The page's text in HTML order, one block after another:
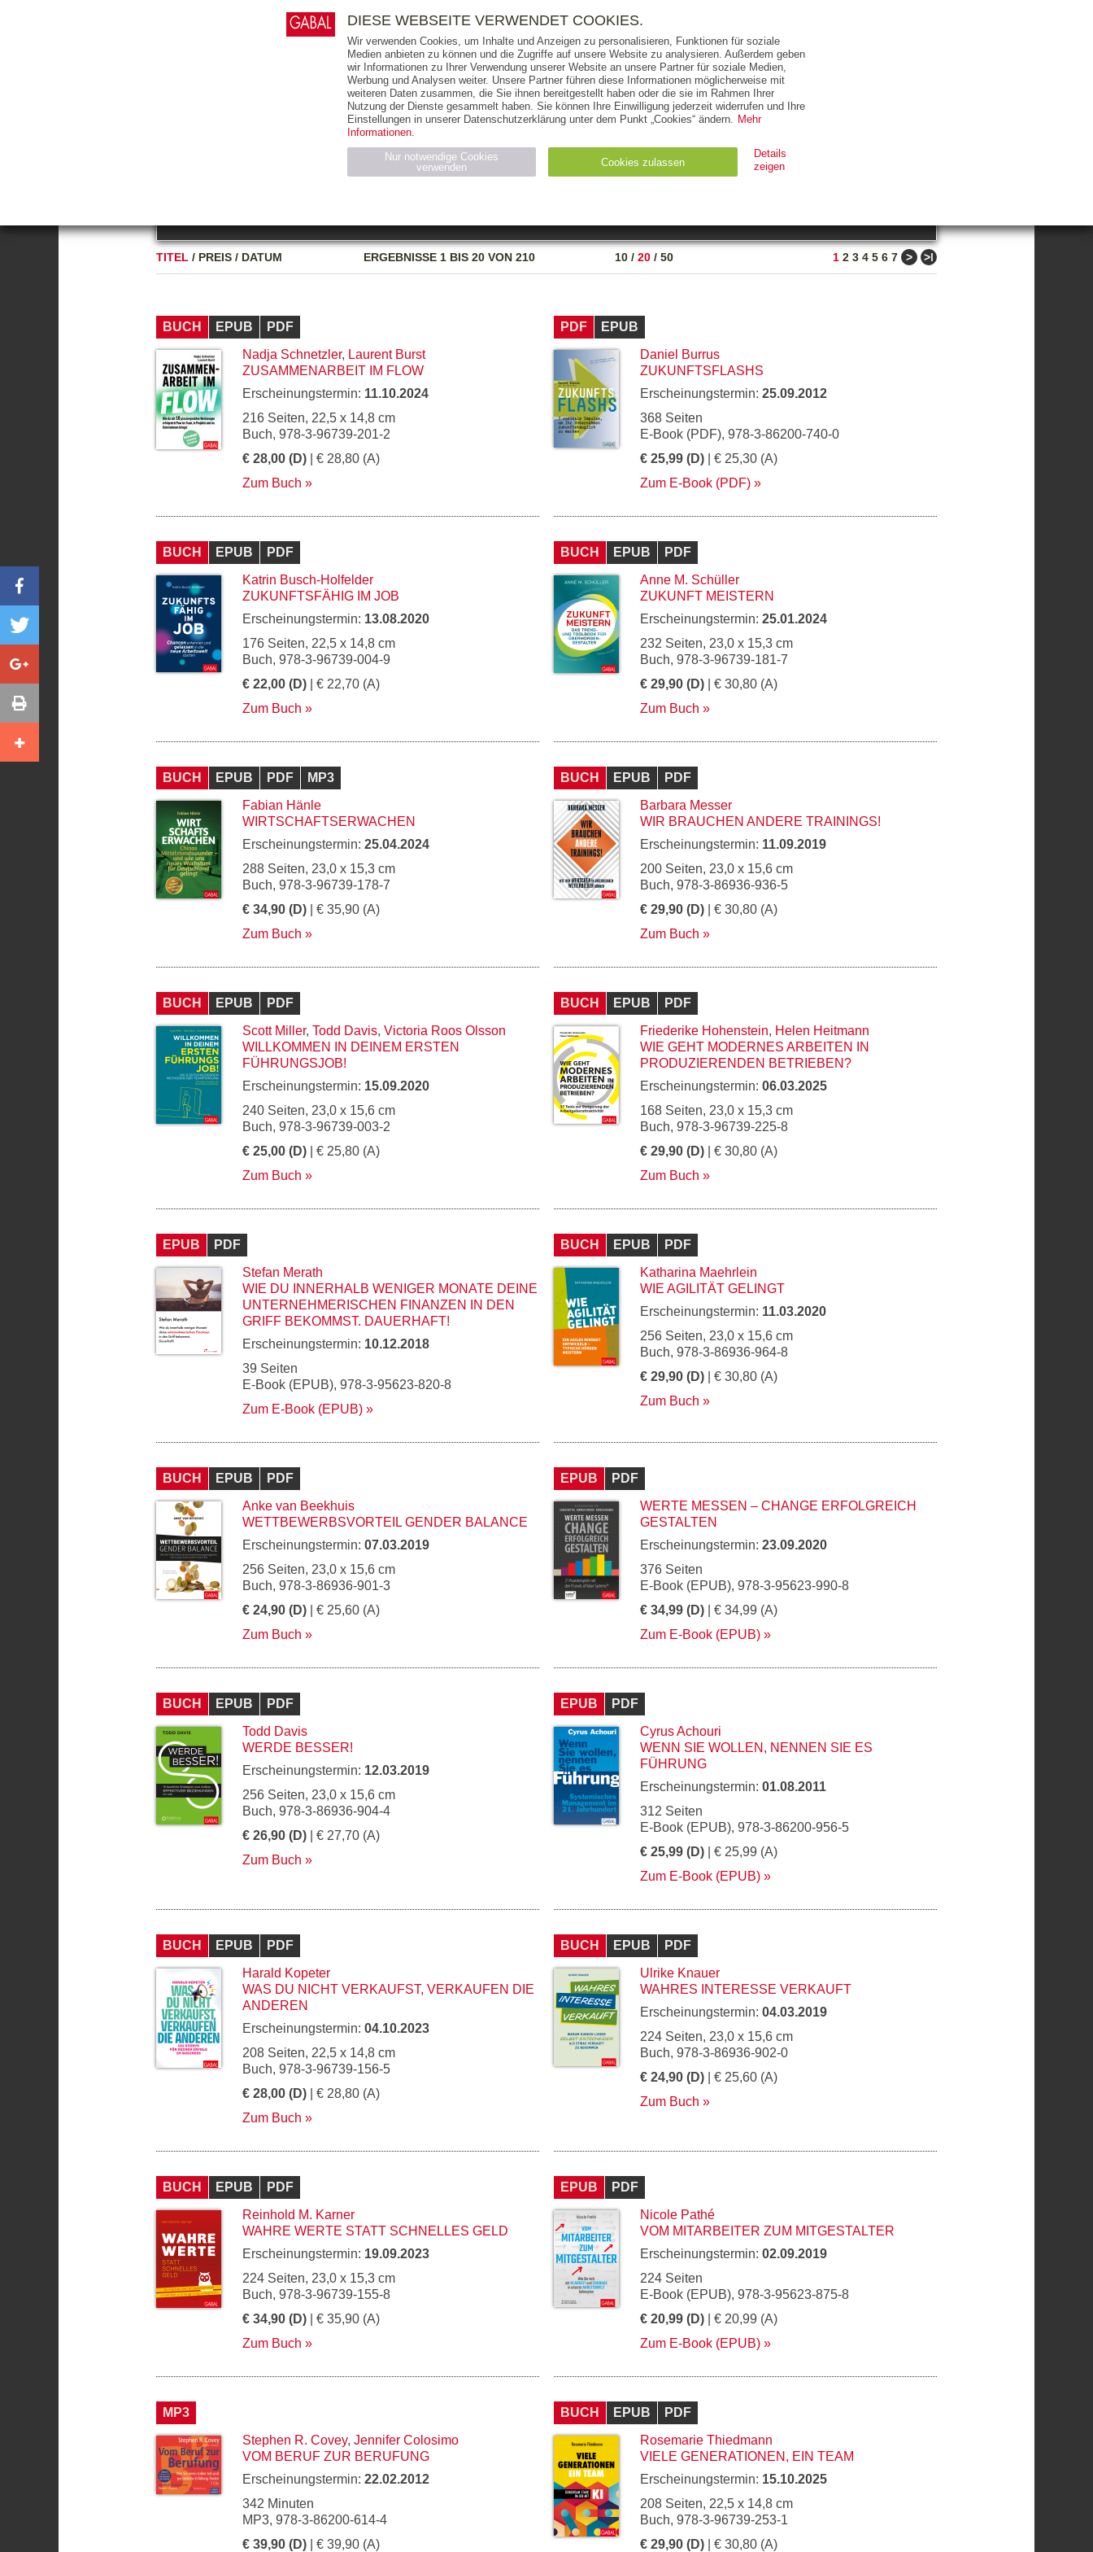
AUSGABEART AUS DER REIHE ZUM THEMA
TITEL / PREIS / DATUM ERGEBNISSE1 BIS 20 VON 210 10 / 20 / 50 1 2 3 4 5 6 7 > >ǀ
BUCH EPUB
PDF
Nadja Schnetzler, Laurent Burst
ZUSAMMENARBEIT IM FLOW
Erscheinungstermin: 11.10.2024
216 Seiten, 22,5 x 14,8 cm
Buch, 978-3-96739-201-2
€ 28,00 (D) | € 28,80 (A)
Zum Buch
PDF
EPUB
Daniel Burrus
ZUKUNFTSFLASHS
Erscheinungstermin: 25.09.2012
368 Seiten
E-Book (PDF), 978-3-86200-740-0
€ 25,99 (D) | € 25,30 (A)
Zum E-Book (PDF)
BUCH EPUB
PDF
Katrin Busch-Holfelder
ZUKUNFTSFÄHIG IM JOB
Erscheinungstermin: 13.08.2020
176 Seiten, 22,5 x 14,8 cm
Buch, 978-3-96739-004-9
€ 22,00 (D) | € 22,70 (A)
Zum Buch
BUCH EPUB
PDF
Anne M. Schüller
ZUKUNFT MEISTERN
Erscheinungstermin: 25.01.2024
232 Seiten, 23,0 x 15,3 cm
Buch, 978-3-96739-181-7
€ 29,90 (D) | € 30,80 (A)
Zum Buch
BUCH EPUB PDF
MP3
Fabian Hänle
WIRTSCHAFTSERWACHEN
Erscheinungstermin: 25.04.2024
288 Seiten, 23,0 x 15,3 cm
Buch, 978-3-96739-178-7
€ 34,90 (D) | € 35,90 (A)
Zum Buch
BUCH EPUB
PDF
Barbara Messer
WIR BRAUCHEN ANDERE TRAININGS!
Erscheinungstermin: 11.09.2019
200 Seiten, 23,0 x 15,6 cm
Buch, 978-3-86936-936-5
€ 29,90 (D) | € 30,80 (A)
Zum Buch
BUCH EPUB
PDF
Scott Miller, Todd Davis, Victoria Roos Olsson
WILLKOMMEN IN DEINEM ERSTEN
FÜHRUNGSJOB!
Erscheinungstermin: 15.09.2020
240 Seiten, 23,0 x 15,6 cm
Buch, 978-3-96739-003-2
€ 25,00 (D) | € 25,80 (A)
Zum Buch
BUCH EPUB
PDF
Friederike Hohenstein, Helen Heitmann
WIE GEHT MODERNES ARBEITEN IN
PRODUZIERENDEN BETRIEBEN?
Erscheinungstermin: 06.03.2025
168 Seiten, 23,0 x 15,3 cm
Buch, 978-3-96739-225-8
€ 29,90 (D) | € 30,80 (A)
Zum Buch
EPUB
PDF
Stefan Merath
WIE DU INNERHALB WENIGER MONATE DEINE
UNTERNEHMERISCHEN FINANZEN IN DEN
GRIFF BEKOMMST. DAUERHAFT!
Erscheinungstermin: 10.12.2018
39 Seiten
E-Book (EPUB), 978-3-95623-820-8
Zum E-Book (EPUB)
BUCH EPUB
PDF
Katharina Maehrlein
WIE AGILITÄT GELINGT
Erscheinungstermin: 11.03.2020
256 Seiten, 23,0 x 15,6 cm
Buch, 978-3-86936-964-8
€ 29,90 (D) | € 30,80 (A)
Zum Buch
BUCH EPUB
PDF
Anke van Beekhuis
WETTBEWERBSVORTEIL GENDER BALANCE
Erscheinungstermin: 07.03.2019
256 Seiten, 23,0 x 15,6 cm
Buch, 978-3-86936-901-3
€ 24,90 (D) | € 25,60 (A)
Zum Buch
EPUB
PDF
WERTE MESSEN – CHANGE ERFOLGREICH
GESTALTEN
Erscheinungstermin: 23.09.2020
376 Seiten
E-Book (EPUB), 978-3-95623-990-8
€ 34,99 (D) | € 34,99 (A)
Zum E-Book (EPUB)
BUCH EPUB
PDF
Todd Davis
WERDE BESSER!
Erscheinungstermin: 12.03.2019
256 Seiten, 23,0 x 15,6 cm
Buch, 978-3-86936-904-4
€ 26,90 (D) | € 27,70 (A)
Zum Buch
EPUB
PDF
Cyrus Achouri
WENN SIE WOLLEN, NENNEN SIE ES
FÜHRUNG
Erscheinungstermin: 01.08.2011
312 Seiten
E-Book (EPUB), 978-3-86200-956-5
€ 25,99 (D) | € 25,99 (A)
Zum E-Book (EPUB)
BUCH EPUB
PDF
Harald Kopeter
WAS DU NICHT VERKAUFST, VERKAUFEN DIE
ANDEREN
Erscheinungstermin: 04.10.2023
208 Seiten, 22,5 x 14,8 cm
Buch, 978-3-96739-156-5
€ 28,00 (D) | € 28,80 (A)
Zum Buch
BUCH EPUB
PDF
Ulrike Knauer
WAHRES INTERESSE VERKAUFT
Erscheinungstermin: 04.03.2019
224 Seiten, 23,0 x 15,6 cm
Buch, 978-3-86936-902-0
€ 24,90 (D) | € 25,60 (A)
Zum Buch
BUCH EPUB
PDF
Reinhold M. Karner
WAHRE WERTE STATT SCHNELLES GELD
Erscheinungstermin: 19.09.2023
224 Seiten, 23,0 x 15,3 cm
Buch, 978-3-96739-155-8
€ 34,90 (D) | € 35,90 (A)
Zum Buch
EPUB
PDF
Nicole Pathé
VOM MITARBEITER ZUM MITGESTALTER
Erscheinungstermin: 02.09.2019
224 Seiten
E-Book (EPUB), 978-3-95623-875-8
€ 20,99 (D) | € 20,99 (A)
Zum E-Book (EPUB)
MP3
Stephen R. Covey, Jennifer Colosimo
VOM BERUF ZUR BERUFUNG
Erscheinungstermin: 22.02.2012
342 Minuten
MP3, 978-3-86200-614-4
€ 39,90 (D) | € 39,90 (A)
BUCH EPUB
PDF
Rosemarie Thiedmann
VIELE GENERATIONEN, EIN TEAM
Erscheinungstermin: 15.10.2025
208 Seiten, 22,5 x 14,8 cm
Buch, 978-3-96739-253-1
€ 29,90 (D) | € 30,80 (A)
E-BOOKS AUDIO-CDS MP3 NON-BOOKS
THEMEN AUTOREN VERLAG
RIGHTS PRESSE HANDEL FÜR UNTERNEHMEN
DIESE WEBSEITE VERWENDET COOKIES.
Wir verwenden Cookies, um Inhalte und Anzeigen zu personalisieren, Funktionen für soziale
Medien anbieten zu können und die Zugriffe auf unsere Website zu analysieren. Außerdem geben
wir Informationen zu Ihrer Verwendung unserer Website an unsere Partner für soziale Medien,
Werbung und Analysen weiter. Unsere Partner führen diese Informationen möglicherweise mit
weiteren Daten zusammen, die Sie ihnen bereitgestellt haben oder die sie im Rahmen Ihrer
Nutzung der Dienste gesammelt haben. Sie können Ihre Einwilligung jederzeit widerrufen und Ihre
Einstellungen in unserer Datenschutzerklärung unter dem Punkt „Cookies“ ändern. Mehr
Informationen.
Nur notwendige Cookies
verwenden
Cookies zulassen
Details
zeigen
Name Anbieter Zweck Ablauf
Typ
CMS_SESSION_ID
gabal-
Wird für die Speicherung der Benutzer-Session verwendet